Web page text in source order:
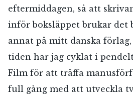
eftermiddagen, så att
inför boksläppet brukar det
annat på mitt danska förlag,
tiden har jag cyklat i
Film för att träffa
full gång med att utveckla